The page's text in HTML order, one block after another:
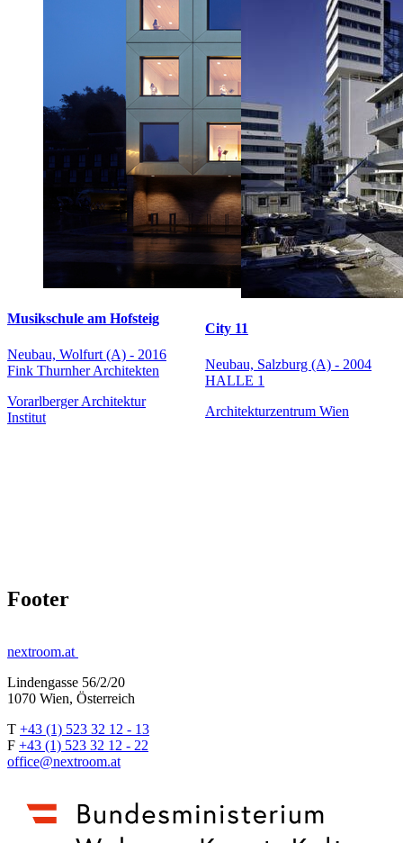
Musikschule am Hofsteig
Neubau, Wolfurt (A) - 2016
Fink Thurnher Architekten
Vorarlberger Architektur
Institut
City 11
Neubau, Salzburg (A) - 2004
HALLE 1
Architekturzentrum Wien
Footer
nextroom.at
Lindengasse 56/2/20
1070 Wien, Österreich
T +43 (1) 523 32 12 - 13
F +43 (1) 523 32 12 - 22
office@nextroom.at